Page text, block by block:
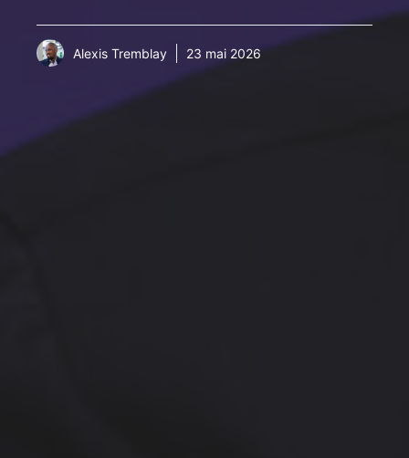
Alexis Tremblay 23 mai 2026